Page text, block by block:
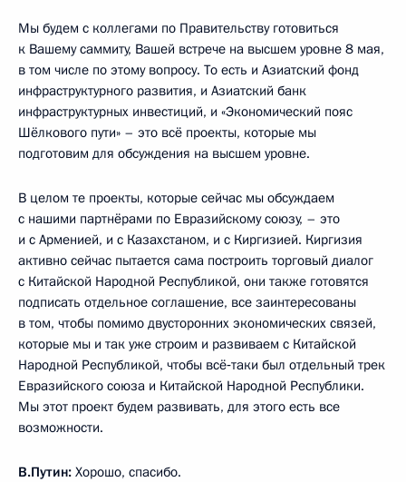
Мы будем с коллегами по Правительству готовиться
к Вашему саммиту, Вашей встрече на высшем уровне 8 мая,
в том числе по этому вопросу. То есть и Азиатский фонд
инфраструктурного развития, и Азиатский банк
инфраструктурных инвестиций, и «Экономический пояс
Шёлкового пути» – это всё проекты, которые мы
подготовим для обсуждения на высшем уровне.
В целом те проекты, которые сейчас мы обсуждаем
с нашими партнёрами по Евразийскому союзу, – это
и с Арменией, и с Казахстаном, и с Киргизией. Киргизия
активно сейчас пытается сама построить торговый диалог
с Китайской Народной Республикой, они также готовятся
подписать отдельное соглашение, все заинтересованы
в том, чтобы помимо двусторонних экономических связей,
которые мы и так уже строим и развиваем с Китайской
Народной Республикой, чтобы всё‑таки был отдельный трек
Евразийского союза и Китайской Народной Республики.
Мы этот проект будем развивать, для этого есть все
возможности.
В.Путин: Хорошо, спасибо.